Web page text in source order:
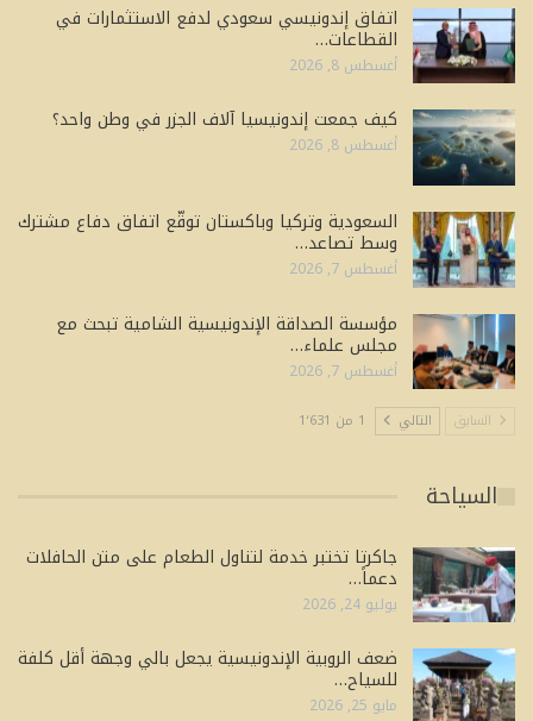
اتفاق إندونيسي سعودي لدفع الاستثمارات في
القطاعات…
أغسطس 8, 2026
كيف جمعت إندونيسيا آلاف الجزر في وطن واحد؟
أغسطس 8, 2026
السعودية وتركيا وباكستان توقّع اتفاق دفاع مشترك
وسط تصاعد…
أغسطس 7, 2026
مؤسسة الصداقة الإندونيسية الشامية تبحث مع
مجلس علماء…
أغسطس 7, 2026
السابق التالي 1 من 1٬631
السياحة
جاكرتا تختبر خدمة لتناول الطعام على متن الحافلات
دعماً…
يوليو 24, 2026
ضعف الروبية الإندونيسية يجعل بالي وجهة أقل كلفة
للسياح…
مايو 25, 2026